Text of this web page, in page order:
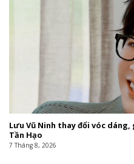
Lưu Vũ Ninh thay đổi vóc
Tần Hạo
7 Tháng 8, 2026